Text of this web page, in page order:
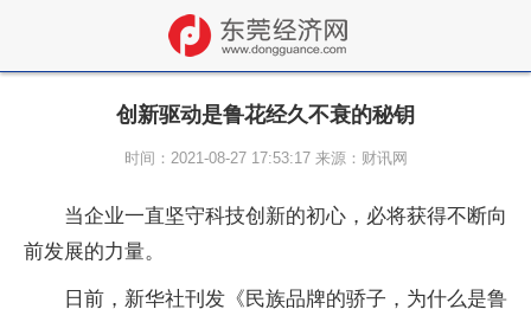
创新驱动是鲁花经久不衰的秘钥
时间：2021-08-27 17:53:17 来源：财讯网
当企业一直坚守科技创新的初心，必将获得不断向
前发展的力量。
日前，新华社刊发《民族品牌的骄子，为什么是鲁